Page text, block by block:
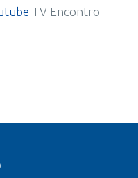
TV Encontro